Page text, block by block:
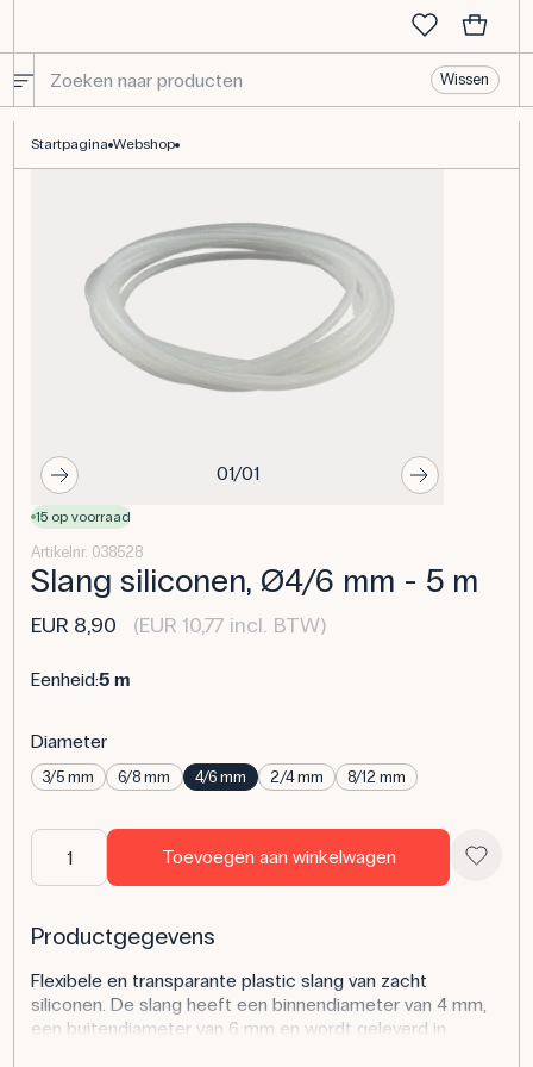
Wissen
Startpagina Webshop
01/01
15 op voorraad
Artikelnr. 038528
Slang siliconen, Ø4/6 mm - 5 m
EUR 8,90 (EUR 10,77 incl. BTW)
Eenheid:5 m
Diameter
3/5 mm 6/8 mm 4/6 mm 2/4 mm 8/12 mm
Toevoegen aan winkelwagen
Productgegevens
Flexibele en transparante plastic slang van zacht
siliconen. De slang heeft een binnendiameter van 4 mm,
een buitendiameter van 6 mm en wordt geleverd in